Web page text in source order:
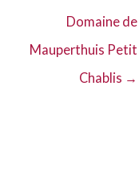
Domaine de
Mauperthuis Petit
Chablis →